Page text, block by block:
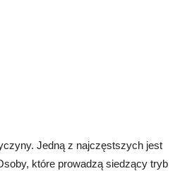
Jedną z najczęstszych jest
które prowadzą siedzący tryb